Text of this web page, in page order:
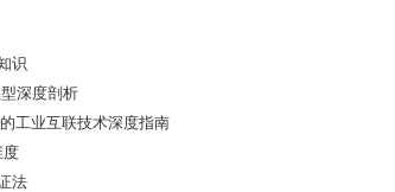
识
深度剖析
工业互联技术深度指南
度
法